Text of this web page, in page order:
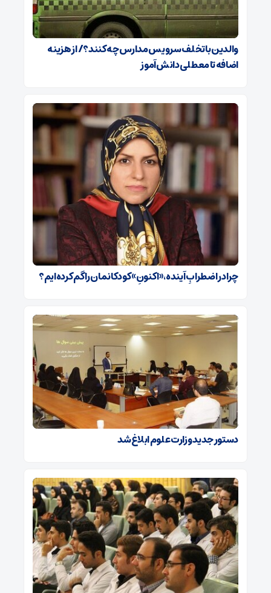
والدین با تخلف سرویس مدارس چه کنند؟/ از هزینه
اضافه تا معطلی دانش‌آموز
چرا در اضطرابِ آینده، «اکنونِ» کودکانمان را گم کرده‌ایم؟
دستور جدید وزارت علوم ابلاغ شد